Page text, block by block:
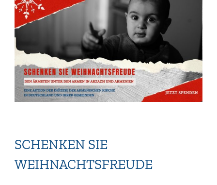
grösseres
Bild
SCHENKEN SIE
WEIHNACHTSFREUDE